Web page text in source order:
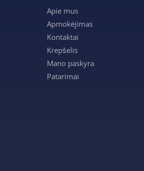
Apie mus
Apmokėjimas
Kontaktai
Krepšelis
Mano paskyra
Patarimai